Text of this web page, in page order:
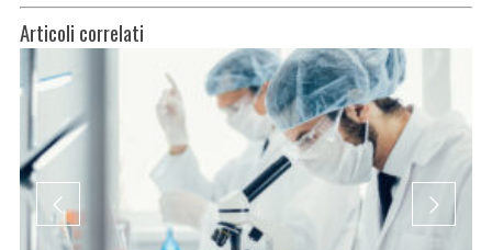
Articoli correlati